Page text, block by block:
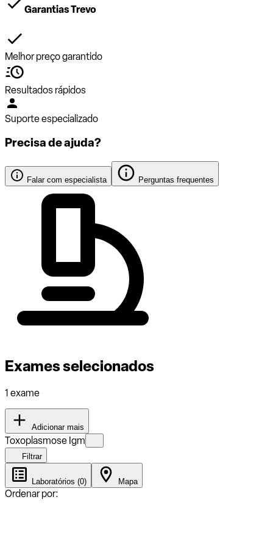
Garantias Trevo
Melhor preço garantido
Resultados rápidos
Suporte especializado
Precisa de ajuda?
Falar com especialista Perguntas frequentes
Exames selecionados
1 exame
Adicionar mais
Toxoplasmose Igm
Filtrar
Laboratórios (0) Mapa
Ordenar por: